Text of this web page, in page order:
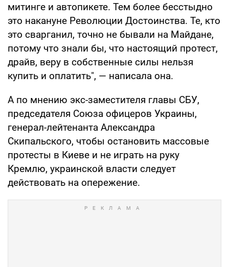
митинге и автопикете. Тем более бесстыдно
это накануне Революции Достоинства. Те, кто
это сварганил, точно не бывали на Майдане,
потому что знали бы, что настоящий протест,
драйв, веру в собственные силы нельзя
купить и оплатить", — написала она.
А по мнению экс-заместителя главы СБУ,
председателя Союза офицеров Украины,
генерал-лейтенанта Александра
Скипальского, чтобы остановить массовые
протесты в Киеве и не играть на руку
Кремлю, украинской власти следует
действовать на опережение.